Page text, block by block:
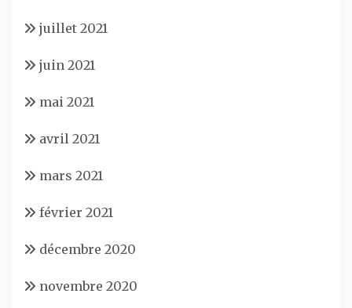
juillet 2021
juin 2021
mai 2021
avril 2021
mars 2021
février 2021
décembre 2020
novembre 2020